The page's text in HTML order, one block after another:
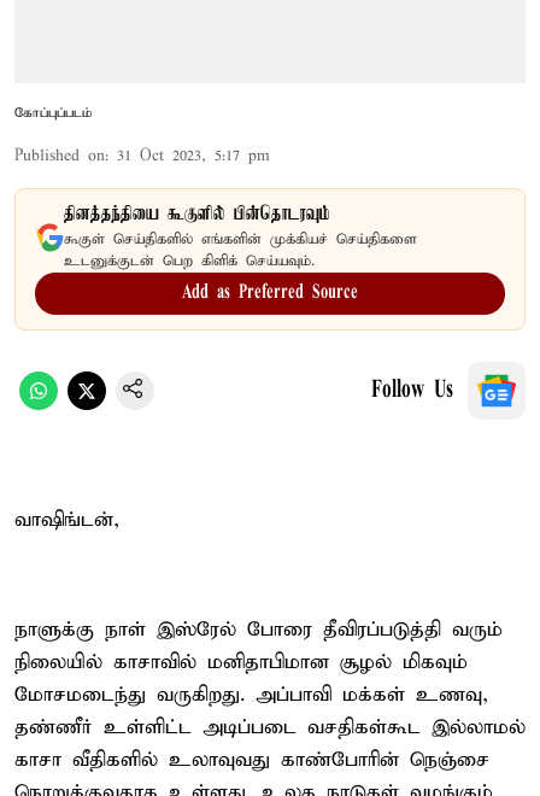
கோப்புப்படம்
Published on: 31 Oct 2023, 5:17 pm
தினத்தந்தியை கூகுளில் பின்தொடரவும்
கூகுள் செய்திகளில் எங்களின் முக்கியச் செய்திகளை
உடனுக்குடன் பெற கிளிக் செய்யவும்.
Add as Preferred Source
Follow Us
வாஷிங்டன்,
நாளுக்கு நாள் இஸ்ரேல் போரை தீவிரப்படுத்தி வரும்
நிலையில் காசாவில் மனிதாபிமான சூழல் மிகவும்
மோசமடைந்து வருகிறது. அப்பாவி மக்கள் உணவு,
தண்ணீர் உள்ளிட்ட அடிப்படை வசதிகள்கூட இல்லாமல்
காசா வீதிகளில் உலாவுவது காண்போரின் நெஞ்சை